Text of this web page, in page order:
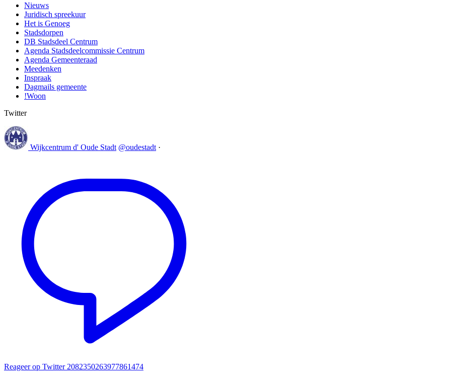
Nieuws
Juridisch spreekuur
Het is Genoeg
Stadsdorpen
DB Stadsdeel Centrum
Agenda Stadsdeelcommissie Centrum
Agenda Gemeenteraad
Meedenken
Inspraak
Dagmails gemeente
!Woon
Twitter
Wijkcentrum d' Oude Stadt @oudestadt ·
Reageer op Twitter 2082350263977861474